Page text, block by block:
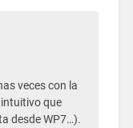
veces con la
que
desde WP7…).